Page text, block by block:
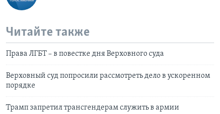
Читайте также
Права ЛГБТ – в повестке дня Верховного суда
Верховный суд попросили рассмотреть дело в ускоренном
порядке
Трамп запретил трансгендерам служить в армии